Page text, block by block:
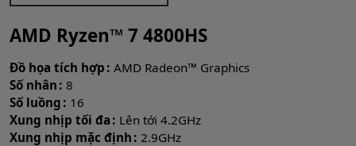
AMD Ryzen™ 7 4800HS
Đồ họa tích hợp AMD Radeon™ Graphics
Số nhân 8
Số luồng
16
Xung nhịp tối đa
Lên tới 4.2GHz
Xung nhịp mặc định 2.9GHz